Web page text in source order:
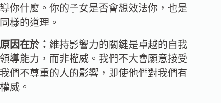
導你什麼。你的子女是否會想效法你，也是
同樣的道理。
原因在於： 維持影響力的關鍵是卓越的自我
領導能力，而非權威。我們不大會願意接受
我們不尊重的人的影響，即使他們對我們有
權威。